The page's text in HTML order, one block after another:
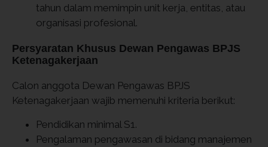
tahun dalam memimpin unit kerja, entitas, atau
organisasi profesional.
Persyaratan Khusus Dewan Pengawas BPJS
Ketenagakerjaan
Calon anggota Dewan Pengawas BPJS
Ketenagakerjaan wajib memenuhi kriteria berikut:
Pendidikan minimal S1.
Pengalaman pengawasan di bidang manajemen